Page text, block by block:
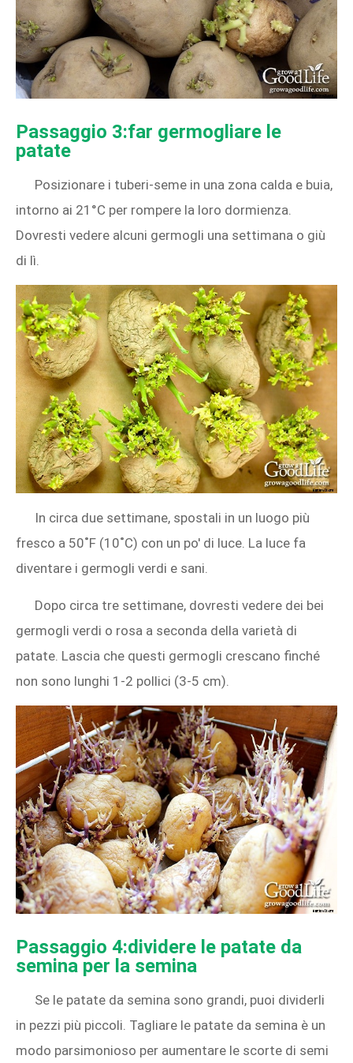
Passaggio 3:far germogliare le
patate
Posizionare i tuberi-seme in una zona calda e buia,
intorno ai 21°C per rompere la loro dormienza.
Dovresti vedere alcuni germogli una settimana o giù
di lì.
In circa due settimane, spostali in un luogo più
fresco a 50˚F (10˚C) con un po' di luce. La luce fa
diventare i germogli verdi e sani.
Dopo circa tre settimane, dovresti vedere dei bei
germogli verdi o rosa a seconda della varietà di
patate. Lascia che questi germogli crescano finché
non sono lunghi 1-2 pollici (3-5 cm).
Passaggio 4:dividere le patate da
semina per la semina
Se le patate da semina sono grandi, puoi dividerli
in pezzi più piccoli. Tagliare le patate da semina è un
modo parsimonioso per aumentare le scorte di semi